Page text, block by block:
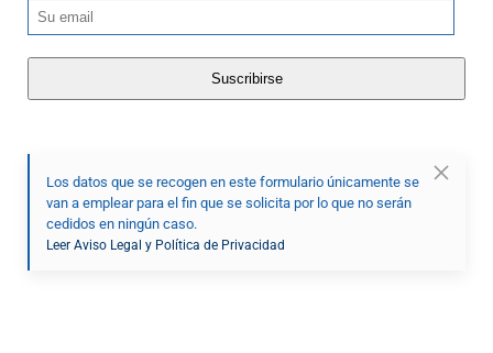
Los datos que se recogen en este formulario únicamente se
van a emplear para el fin que se solicita por lo que no serán
cedidos en ningún caso.
Leer Aviso Legal y Política de Privacidad